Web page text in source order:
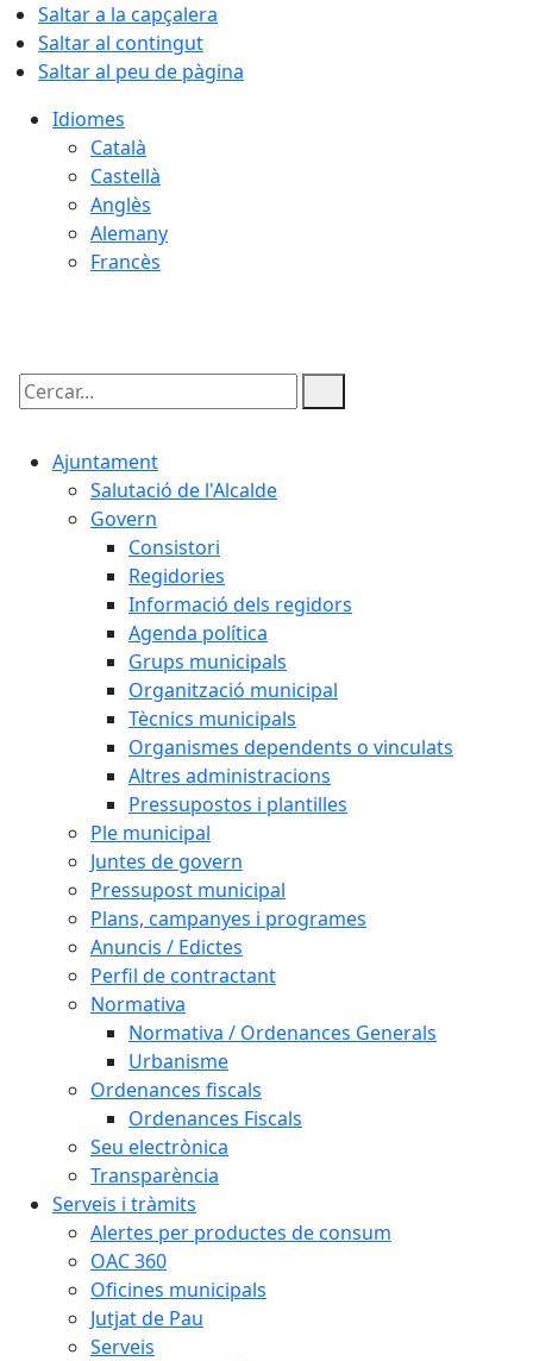
Saltar a la capçalera
Saltar al contingut
Saltar al peu de pàgina
Idiomes
Català
Castellà
Anglès
Alemany
Francès
Cercar:
Ajuntament
Salutació de l'Alcalde
Govern
Consistori
Regidories
Informació dels regidors
Agenda política
Grups municipals
Organització municipal
Tècnics municipals
Organismes dependents o vinculats
Altres administracions
Pressupostos i plantilles
Ple municipal
Juntes de govern
Pressupost municipal
Plans, campanyes i programes
Anuncis / Edictes
Perfil de contractant
Normativa
Normativa / Ordenances Generals
Urbanisme
Ordenances fiscals
Ordenances Fiscals
Seu electrònica
Transparència
Serveis i tràmits
Alertes per productes de consum
OAC 360
Oficines municipals
Jutjat de Pau
Serveis